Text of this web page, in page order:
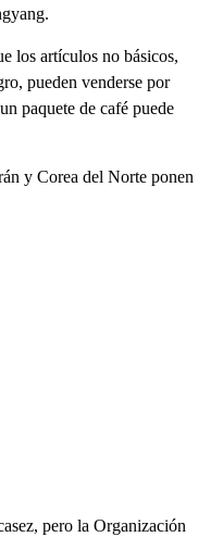
los artículos no básicos,
pueden venderse por
paquete de café puede
y Corea del Norte ponen
pero la Organización